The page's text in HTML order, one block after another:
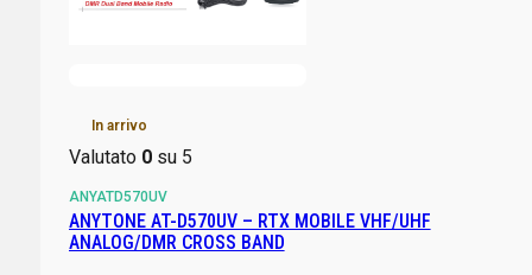
In arrivo
Valutato 0su 5
ANYATD570UV
ANYTONE AT-D570UV – RTX MOBILE VHF/UHF
ANALOG/DMR CROSS BAND